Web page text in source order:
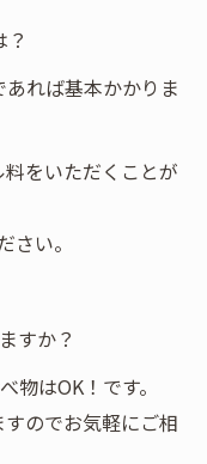
れば基本かかりま
をいただくことが
さい。
すか？
はOK！です。
のでお気軽にご相